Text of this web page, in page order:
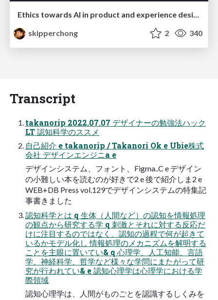
skipperchong
2 340
Transcript
takanorip 2022.07.07 デザイナーの勉強法ハック
LT 認知科学のススメ
自己紹介 e takanorip / Takanori Ok e Ubie株式
会社 デザインエンジニa e
デザインシステム、フォント、Figma..C e デザイン
の小難しい本を読むのが好きで2 e 後で紹介しま2 e
WEB+DB Press vol.129でデザインシステムの特集記
事書きました
認知科学とは q 生体（人間など）の認知を情報処理
の観点から研究する学 q 刺激とそれに対する反応だ
けに注目するのではなく、認知の過程で何が起きて
いるかモデル化し 情報処理のメカニズムを解明する
ことを主眼に置いてい& q 心理学、人工知能、言語
学、神経科学、哲学など様々な学問にまたがって研
究が行われてい& e 認知心理学は心理学における学
際領域
認知心理学は、人間がものごとを認識するしくみを